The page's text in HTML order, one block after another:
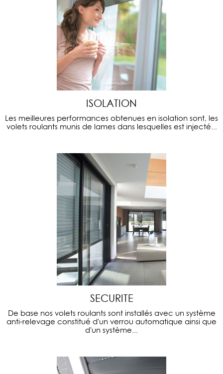
ISOLATION
Les meilleures performances obtenues en isolation sont, les
volets roulants munis de lames dans lesquelles est injecté...
SECURITE
De base nos volets roulants sont installés avec un système
anti-relevage constitué d'un verrou automatique ainsi que
d'un système...